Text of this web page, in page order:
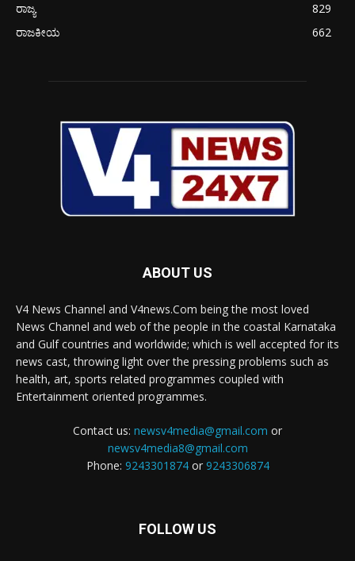
ರಾಜ್ಯ
829
ರಾಜಕೀಯ
662
ABOUT US
V4 News Channel and V4news.Com being the most loved
News Channel and web of the people in the coastal Karnataka
and Gulf countries and worldwide; which is well accepted for its
news cast, throwing light over the pressing problems such as
health, art, sports related programmes coupled with
Entertainment oriented programmes.
Contact us: newsv4media@gmail.com or
newsv4media8@gmail.com
Phone: 9243301874or 9243306874
FOLLOW US